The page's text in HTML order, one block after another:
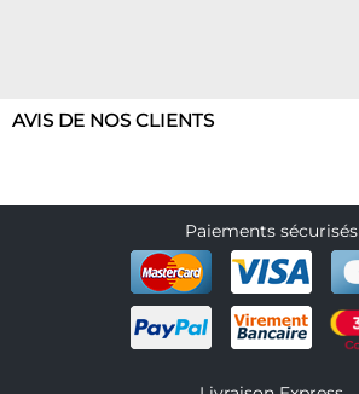
AVIS DE NOS CLIENTS
Paiements sécurisés